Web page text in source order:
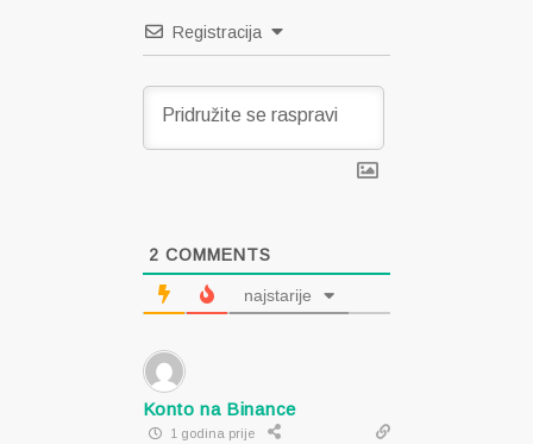
Registracija
2 COMMENTS
najstarije
Konto na Binance
1 godina prije